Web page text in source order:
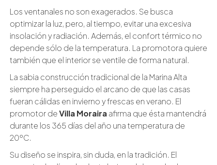
Los ventanales no son exagerados. Se busca
optimizar la luz, pero, al tiempo, evitar una excesiva
insolación y radiación. Además, el confort térmico no
depende sólo de la temperatura. La promotora quiere
también que el interior se ventile de forma natural.
La sabia construcción tradicional de la Marina Alta
siempre ha perseguido el arcano de que las casas
fueran cálidas en invierno y frescas en verano. El
promotor deVilla Moraira afirma que ésta mantendrá
durante los 365 días del año una temperatura de
20ºC.
Su diseño se inspira, sin duda, en la tradición. El